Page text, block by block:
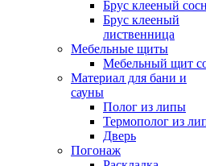
Брус клееный
Брус клееный
лиственница
Мебельные щиты
Мебельный щит
Материал для бани и
сауны
Полог из липы
Термополог из
Дверь
Погонаж